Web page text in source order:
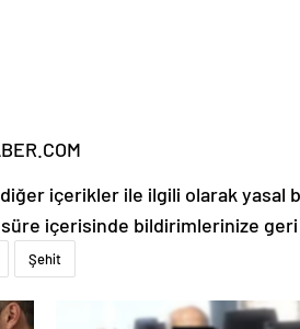
diğer içerikler ile ilgili olarak yasal
içerisinde bildirimlerinize geri
Şehit